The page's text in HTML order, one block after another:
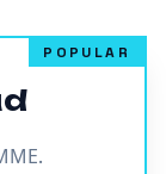
POPULAR